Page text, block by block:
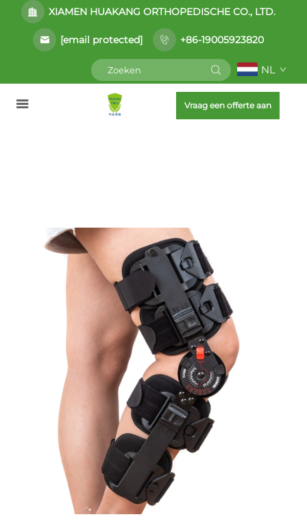
XIAMEN HUAKANG ORTHOPEDISCHE CO., LTD.
[email protected] +86-19005923820
NL
Vraag een offerte aan